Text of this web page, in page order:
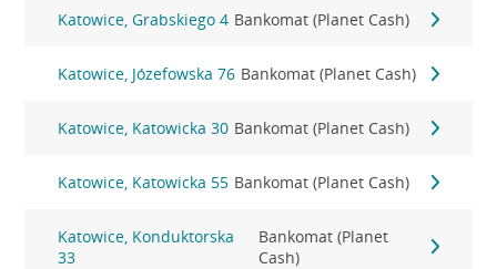
Katowice, Grabskiego 4 Bankomat (Planet Cash)
Katowice, Józefowska 76 Bankomat (Planet Cash)
Katowice, Katowicka 30 Bankomat (Planet Cash)
Katowice, Katowicka 55 Bankomat (Planet Cash)
Katowice, Konduktorska
33
Bankomat (Planet
Cash)